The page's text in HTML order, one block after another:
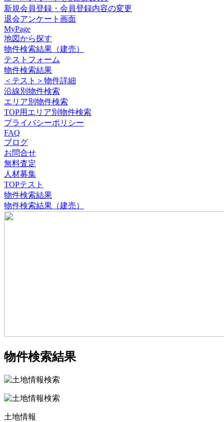
新規会員登録・会員登録内容の変更
退会アンケート画面
MyPage
地図から探す
物件検索結果（建売）
テストフォーム
物件検索結果
＜テスト＞物件詳細
沿線別物件検索
エリア別物件検索
TOP用エリア別物件検索
プライバシーポリシー
FAQ
ブログ
お問合せ
無料査定
人材募集
TOPテスト
物件検索結果
物件検索結果（建売）
物件検索結果
土地情報